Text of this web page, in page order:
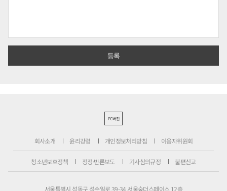
PC버전
회사소개 윤리강령 개인정보처리방침 이용자위원회
청소년보호정책 정정·반론보도 기사심의규정 불편신고
서울특별시 성동구 성수일로 39-34 서울숲더스페이스 12층